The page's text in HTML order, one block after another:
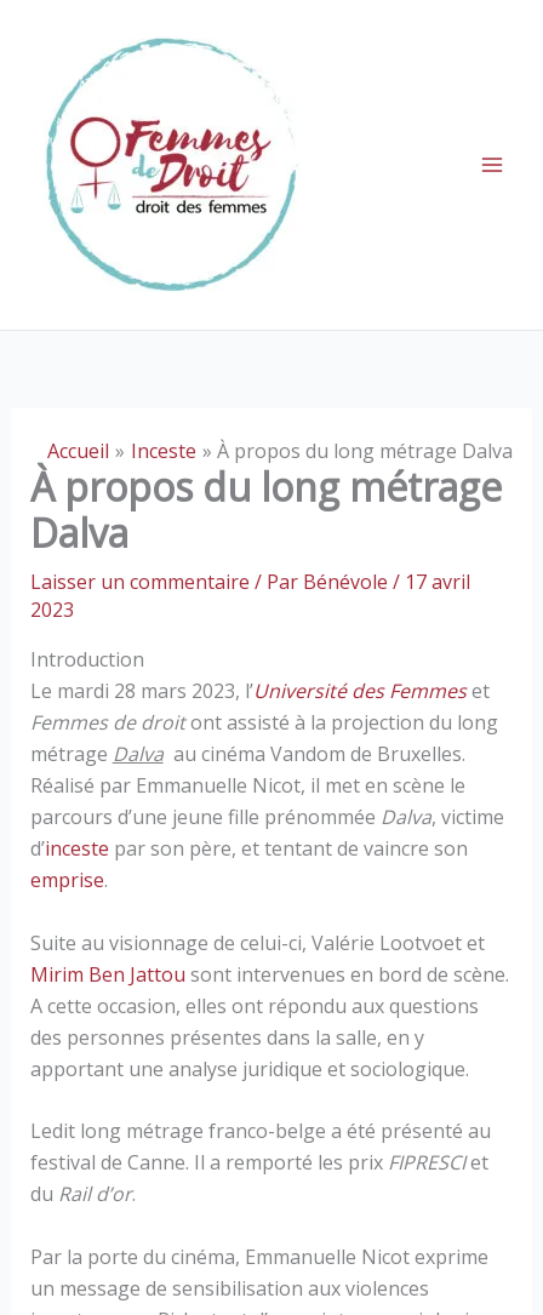
Accueil Inceste À propos du long métrage Dalva
À propos du long métrage
Dalva
Laisser un commentaire / Par Bénévole / 17 avril
2023
Introduction
Le mardi 28 mars 2023, l’Université des Femmeset
Femmes de droitont assisté à la projection du long
métrage Dalvaau cinéma Vandom de Bruxelles.
Réalisé par Emmanuelle Nicot, il met en scène le
parcours d’une jeune fille prénommée Dalva, victime
d’inceste par son père, et tentant de vaincre son
emprise.
Suite au visionnage de celui-ci, Valérie Lootvoet et
Mirim Ben Jattou sont intervenues en bord de scène.
A cette occasion, elles ont répondu aux questions
des personnes présentes dans la salle, en y
apportant une analyse juridique et sociologique.
Ledit long métrage franco-belge a été présenté au
festival de Canne. Il a remporté les prix FIPRESCIet
du Rail d’or.
Par la porte du cinéma, Emmanuelle Nicot exprime
un message de sensibilisation aux violences